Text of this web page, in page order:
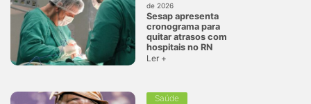
de 2026
Sesap apresenta
cronograma para
quitar atrasos com
hospitais no RN
Ler +
Saúde